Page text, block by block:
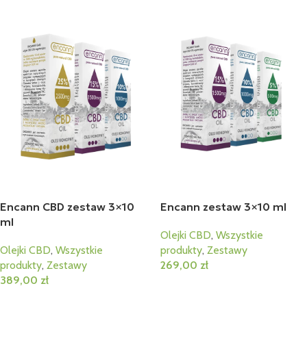
Encann CBD zestaw 3×10
ml
Olejki CBD, Wszystkie
produkty, Zestawy
389,00 zł
Encann zestaw 3×10 ml
Olejki CBD, Wszystkie
produkty, Zestawy
269,00 zł